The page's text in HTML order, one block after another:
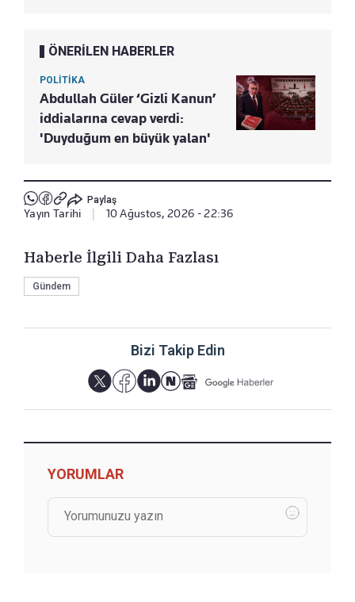
ÖNERİLEN HABERLER
POLİTİKA
Abdullah Güler ‘Gizli Kanun’
iddialarına cevap verdi:
'Duyduğum en büyük yalan'
Paylaş
Yayın Tarihi 10 Ağustos, 2026 - 22:36
Haberle İlgili Daha Fazlası
Gündem
Bizi Takip Edin
YORUMLAR